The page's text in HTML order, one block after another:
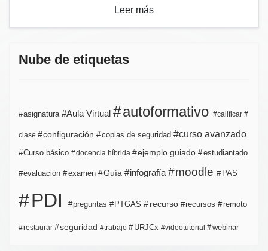
Leer más
Nube de etiquetas
asignatura Aula Virtual autoformativo calificar
clase configuración copias de seguridad curso avanzado
Curso básico docencia híbrida ejemplo guiado estudiantado
evaluación examen Guía infografía moodle PAS
PDI preguntas PTGAS recurso recursos remoto
restaurar seguridad trabajo URJCx videotutorial webinar